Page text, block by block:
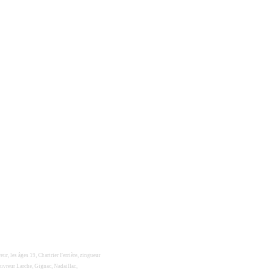
les âges 19, Chartrier Ferrière, zingueur
Larche, Gignac, Nadaillac,